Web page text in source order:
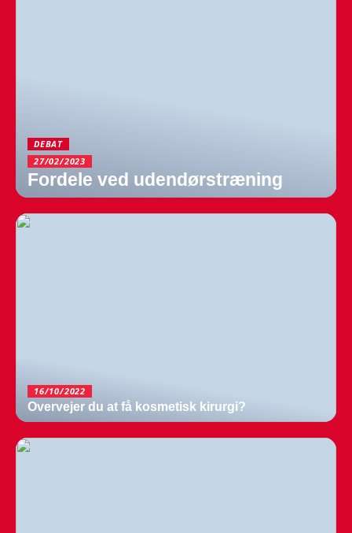
DEBAT
27/02/2023
Fordele ved udendørstræning
16/10/2022
Overvejer du at få kosmetisk kirurgi?